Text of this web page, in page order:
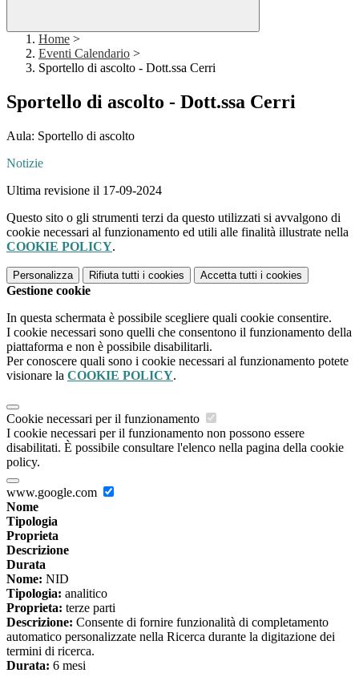
Home >
Eventi Calendario >
Sportello di ascolto - Dott.ssa Cerri
Sportello di ascolto - Dott.ssa Cerri
Aula: Sportello di ascolto
Notizie
Ultima revisione il 17-09-2024
Questo sito o gli strumenti terzi da questo utilizzati si avvalgono di
cookie necessari al funzionamento ed utili alle finalità illustrate nella
COOKIE POLICY.
Personalizza Rifiuta tutti i cookies Accetta tutti i cookies
Gestione cookie
In questa schermata è possibile scegliere quali cookie consentire.
I cookie necessari sono quelli che consentono il funzionamento della
piattaforma e non è possibile disabilitarli.
Per conoscere quali sono i cookie necessari al funzionamento potete
visionare la COOKIE POLICY.
Cookie necessari per il funzionamento
I cookie necessari per il funzionamento non possono essere
disabilitati. È possibile consultare l'elenco nella pagina della cookie
policy.
www.google.com
Nome
Tipologia
Proprieta
Descrizione
Durata
Nome: NID
Tipologia: analitico
Proprieta: terze parti
Descrizione: Consente di fornire funzionalità di completamento
automatico personalizzate nella Ricerca durante la digitazione dei
termini di ricerca.
Durata: 6 mesi